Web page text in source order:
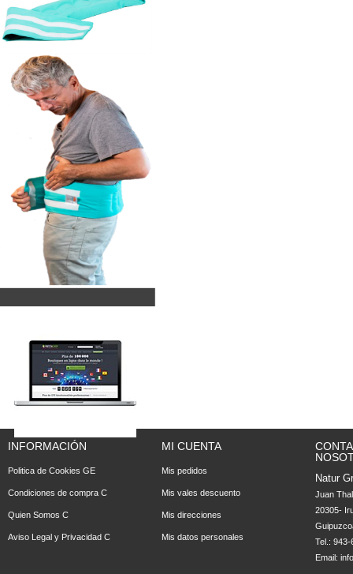
INFORMACIÓN
Politica de Cookies GE
Condiciones de compra C
Quien Somos C
Aviso Legal y Privacidad C
MI CUENTA
Mis pedidos
Mis vales descuento
Mis direcciones
Mis datos personales
Natur
Juan
20305-
Tel.: 943-
Email: